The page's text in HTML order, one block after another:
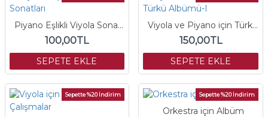
Piyano Eşlikli Viyola Sonatları
100,00TL
SEPETE EKLE
Viyola ve Piyano için Türkü Albümü-I
150,00TL
SEPETE EKLE
Sepette %20 İndirim Sepette %20 İndirim
Orkestra için Albüm